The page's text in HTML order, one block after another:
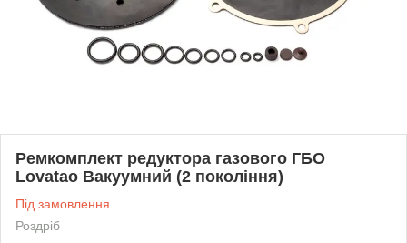
Ремкомплект редуктора газового ГБО
Lovatao Вакуумний (2 покоління)
Під замовлення
Роздріб